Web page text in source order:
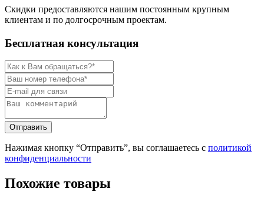
Скидки предоставляются нашим постоянным крупным
клиентам и по долгосрочным проектам.
Бесплатная консультация
Нажимая кнопку “Отправить”, вы соглашаетесь с политикой
конфиденциальности
Похожие товары